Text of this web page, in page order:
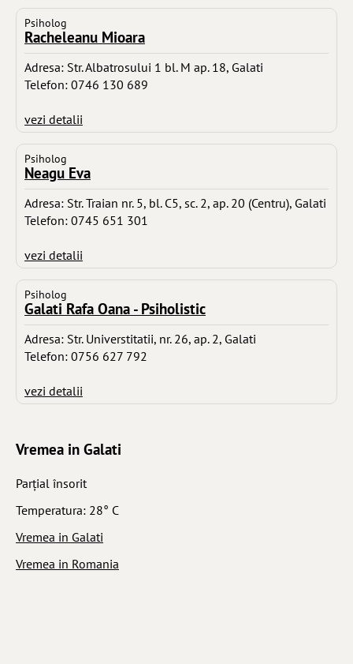
Psiholog
Racheleanu Mioara
Adresa: Str. Albatrosului 1 bl. M ap. 18, Galati
Telefon: 0746 130 689
vezi detalii
Psiholog
Neagu Eva
Adresa: Str. Traian nr. 5, bl. C5, sc. 2, ap. 20 (Centru), Galati
Telefon: 0745 651 301
vezi detalii
Psiholog
Galati Rafa Oana - Psiholistic
Adresa: Str. Universtitatii, nr. 26, ap. 2, Galati
Telefon: 0756 627 792
vezi detalii
Vremea in Galati
Parţial însorit
Temperatura: 28° C
Vremea in Galati
Vremea in Romania